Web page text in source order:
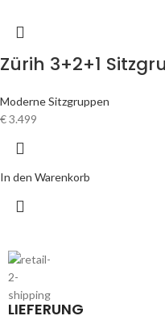
Zürih 3+2+1
Moderne Sitzgruppen
€3.499
In den Warenkorb
LIEFERUNG